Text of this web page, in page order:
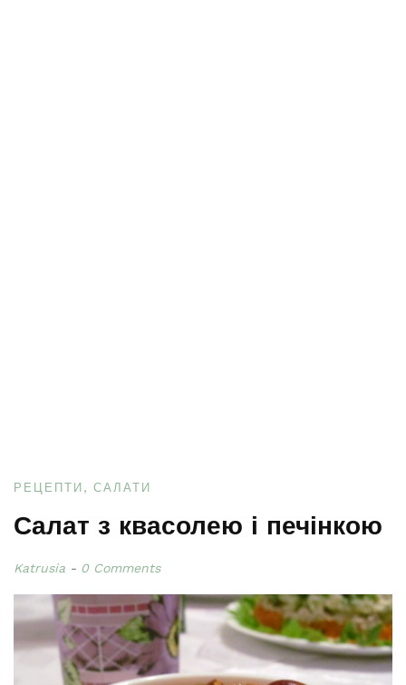
РЕЦЕПТИ САЛАТИ
Салат з квасолею і печінкою
Katrusia 0 Comments